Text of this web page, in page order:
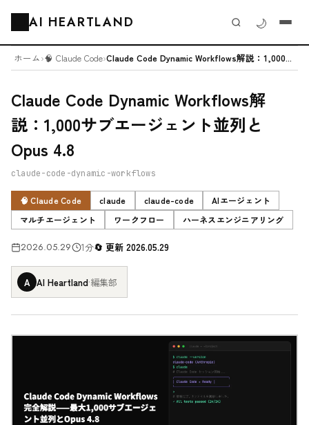
AI HEARTLAND 🌙
ホーム›🧠 Claude Code›Claude Code Dynamic Workflows解説：1,000...
Claude Code Dynamic Workflows解
説：1,000サブエージェント並列と
Opus 4.8
claude-code-dynamic-workflows
🧠 Claude Code claude claude-code
AIエージェント
マルチエージェント
ワークフロー ハーネスエンジニアリング
2026.05.29 1分 更新 2026.05.29
A AI Heartland·編集部